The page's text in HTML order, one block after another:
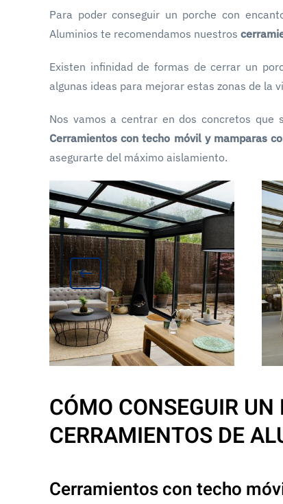
Para poder conseguir un porche con
Aluminios te recomendamos nuestros
Existen infinidad de formas de cerrar un
algunas ideas para mejorar estas zonas de la
Nos vamos a centrar en dos concretos que
Cerramientos con techo móvil y mamparas
asegurarte del máximo aislamiento.
CÓMO CONSEGUIR
CERRAMIENTOS DE
Cerramientos con techo